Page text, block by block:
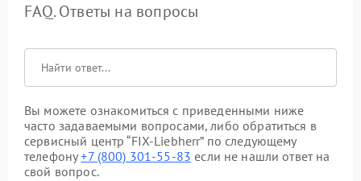
FAQ. Ответы на вопросы
Вы можете ознакомиться с приведенными ниже
часто задаваемыми вопросами, либо обратиться в
сервисный центр “FIX-Liebherr” по следующему
телефону+7 (800) 301-55-83 если не нашли ответ на
свой вопрос.